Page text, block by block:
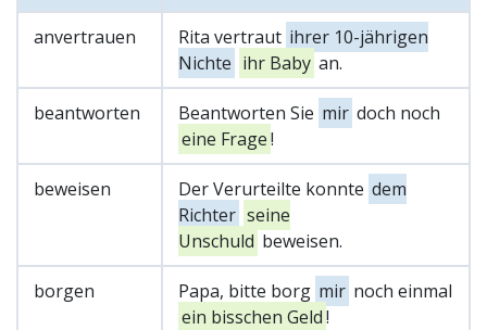
anvertrauen Rita vertraut ihrer 10-jährigen
Nichte ihr Baby an.
beantworten Beantworten Sie mir doch noch
eine Frage!
beweisen Der Verurteilte konnte dem
Richter seine
Unschuld beweisen.
borgen Papa, bitte borg mir noch einmal
ein bisschen Geld!